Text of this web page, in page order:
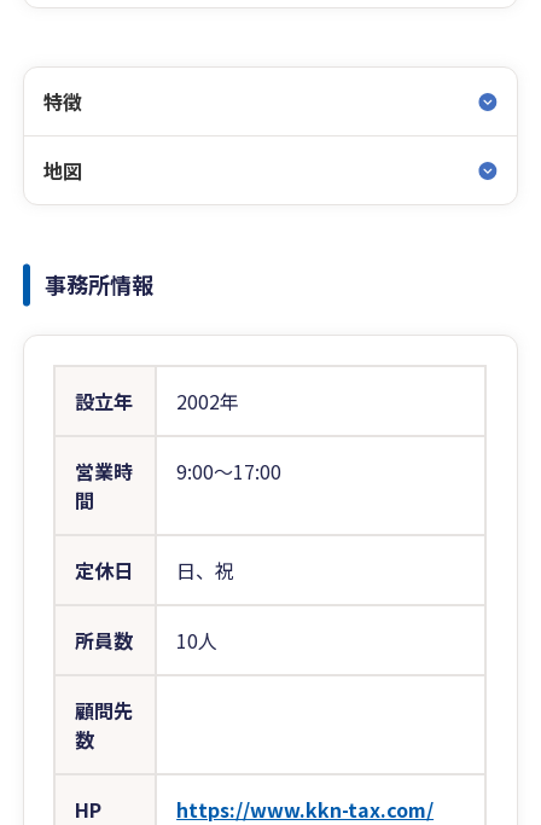
特徴
地図
事務所情報
設立年 2002年
営業時
間
9:00〜17:00
定休日 日、祝
所員数 10人
顧問先
数
HP https://www.kkn-tax.com/